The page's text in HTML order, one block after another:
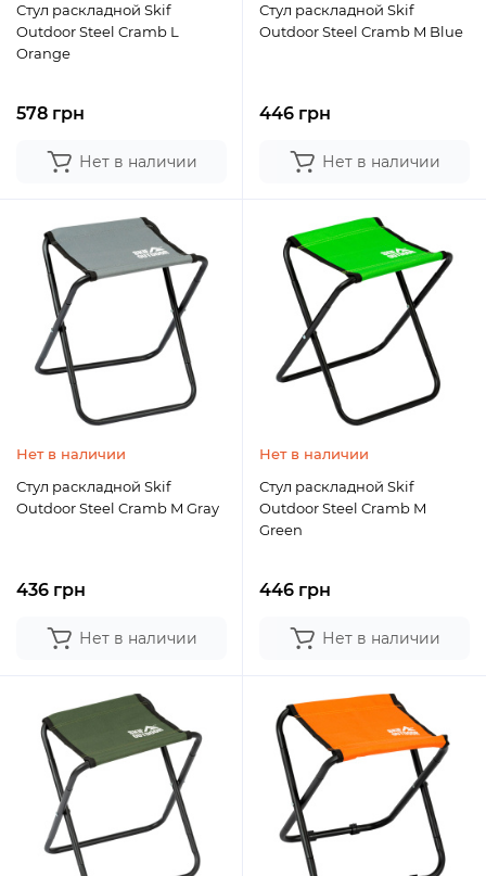
Стул раскладной Skif
Outdoor Steel Cramb L
Orange
578 грн
Нет в наличии
Стул раскладной Skif
Outdoor Steel Cramb M Blue
446 грн
Нет в наличии
Нет в наличии
Стул раскладной Skif
Outdoor Steel Cramb M Gray
436 грн
Нет в наличии
Нет в наличии
Стул раскладной Skif
Outdoor Steel Cramb M
Green
446 грн
Нет в наличии